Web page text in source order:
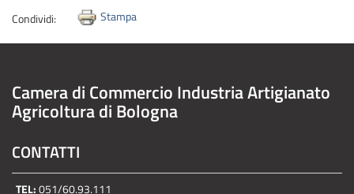
Condividi: Stampa
Camera di Commercio Industria Artigianato
Agricoltura di Bologna
CONTATTI
TEL:051/60.93.111